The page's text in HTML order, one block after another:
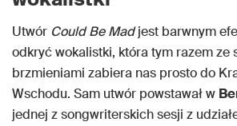
Utwór Could Be Madjest barwnym
odkryć wokalistki, która tym razem ze
brzmieniami zabiera nas prosto do
Wschodu. Sam utwór powstawał w
jednej z songwriterskich sesji z